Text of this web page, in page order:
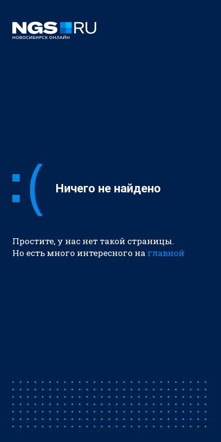
Ничего не найдено
Простите, у нас нет такой страницы.
Но есть много интересного на главной